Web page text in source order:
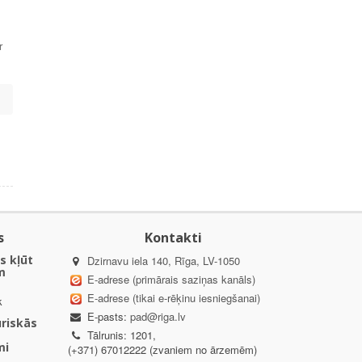
kļūt
Kontakti
Dzirnavu iela 140, Rīga, LV-1050
E-adrese (primārais saziņas kanāls)
E-adrese (tikai e-rēķinu iesniegšanai)
E-pasts: pad@riga.lv
Tālrunis: 1201,
(+371) 67012222 (zvaniem no ārzemēm)